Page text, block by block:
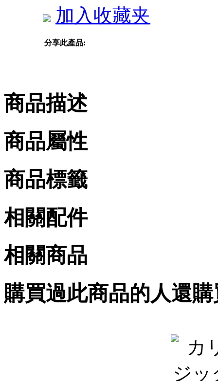
加入收藏夹
分享此產品:
商品描述
商品屬性
商品標籤
相關配件
相關商品
購買過此商品的人還